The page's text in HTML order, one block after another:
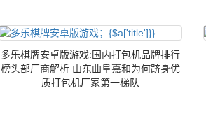
多乐棋牌安卓版游戏:国内打包机品牌排行
榜头部厂商解析 山东曲阜嘉和为何跻身优
质打包机厂家第一梯队